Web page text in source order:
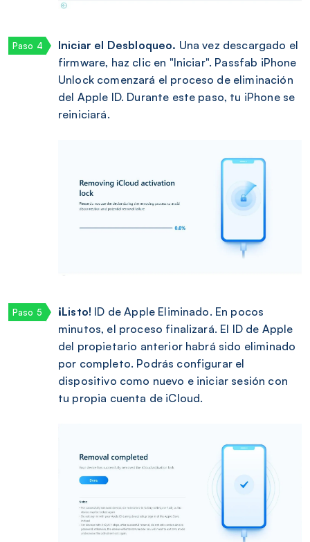
Iniciar el Desbloqueo. Una vez descargado el
firmware, haz clic en "Iniciar". Passfab iPhone
Unlock comenzará el proceso de eliminación
del Apple ID. Durante este paso, tu iPhone se
reiniciará.
¡Listo! ID de Apple Eliminado. En pocos
minutos, el proceso finalizará. El ID de Apple
del propietario anterior habrá sido eliminado
por completo. Podrás configurar el
dispositivo como nuevo e iniciar sesión con
tu propia cuenta de iCloud.